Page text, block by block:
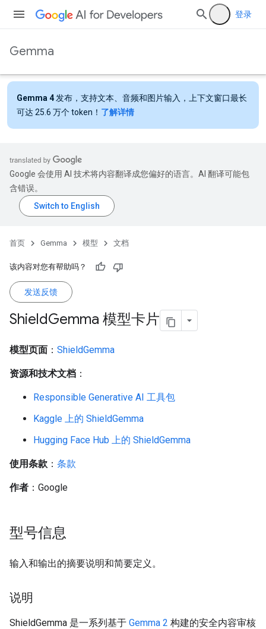
登录
Gemma
Gemma 4 发布，支持文本、音频和图片输入，上下文窗口最长
可达 25.6 万个 token！ 了解详情
Google 会使用 AI 技术将内容翻译成您偏好的语言。AI 翻译可能包
含错误。
首页 Gemma 模型 文档
该内容对您有帮助吗？
发送反馈
ShieldGemma 模型卡片
模型页面 ： ShieldGemma
资源和技术文档 ：
Responsible Generative AI 工具包
Kaggle 上的 ShieldGemma
Hugging Face Hub 上的 ShieldGemma
使用条款 ： 条款
作者 ：Google
型号信息
输入和输出的摘要说明和简要定义。
说明
ShieldGemma 是一系列基于 Gemma 2 构建的安全内容审核